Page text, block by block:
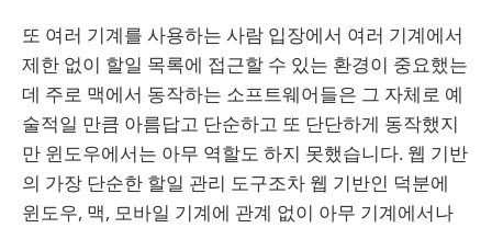
또 여러 기계를 사용하는 사람 입장에서 여러 기계에서
제한 없이 할일 목록에 접근할 수 있는 환경이 중요했는
데 주로 맥에서 동작하는 소프트웨어들은 그 자체로 예
술적일 만큼 아름답고 단순하고 또 단단하게 동작했지
만 윈도우에서는 아무 역할도 하지 못했습니다. 웹 기반
의 가장 단순한 할일 관리 도구조차 웹 기반인 덕분에
윈도우, 맥, 모바일 기계에 관계 없이 아무 기계에서나